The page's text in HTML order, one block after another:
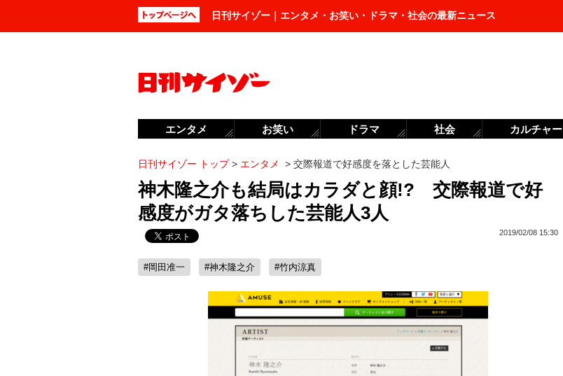
日刊サイゾー｜エンタメ・お笑い・ドラマ・社会の最新ニュース
日刊サイゾー トップ> エンタメ > 交際報道で好感度を落とした芸能人
神木隆之介も結局はカラダと顔!? 交際報道で好
感度がガタ落ちした芸能人3人
2019/02/08 15:30
#岡田准一 #神木隆之介 #竹内涼真
エンタメ お笑い ドラマ 社会 カルチャー